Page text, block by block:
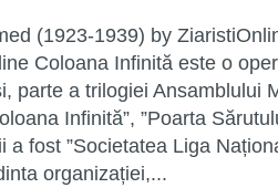
(1923-1939) by
Coloana Infinită este o
parte a trilogiei Ansamblului
Infinită”, ”Poarta
a fost ”Societatea Liga
organizației,...